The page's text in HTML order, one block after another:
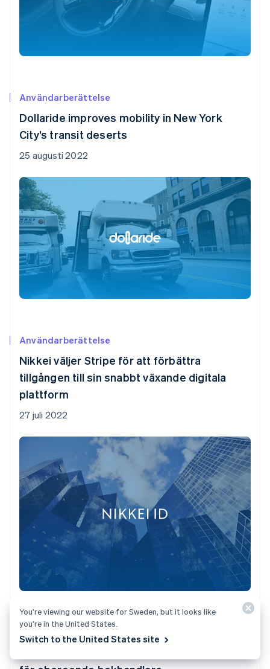
Användarberättelse
Dollaride improves mobility in New York
City’s transit deserts
25 augusti 2022
Användarberättelse
Nikkei väljer Stripe för att förbättra
tillgången till sin snabbt växande digitala
plattform
27 juli 2022
Användarberättelse
You’re viewing our website for Sweden, but it looks like
you’re in the United States.
Switch to the United States site